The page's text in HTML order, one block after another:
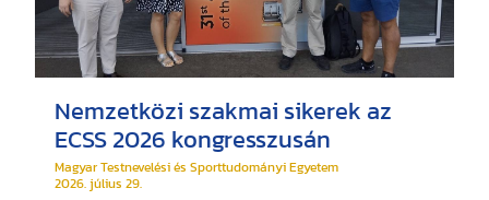
Nemzetközi szakmai sikerek az
ECSS 2026 kongresszusán
Magyar Testnevelési és Sporttudományi Egyetem
2026. július 29.